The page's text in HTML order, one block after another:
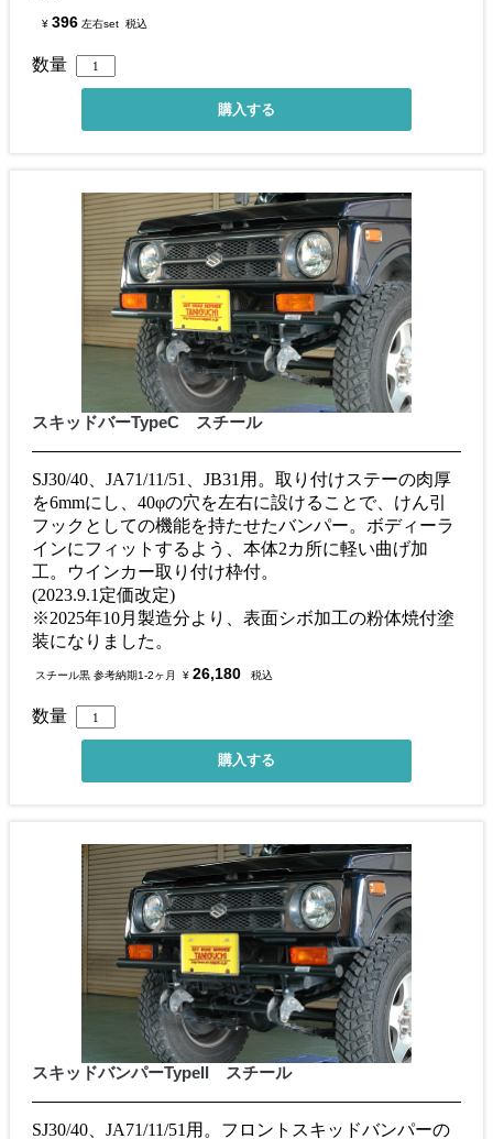
¥ 396 左右set 税込
数量
スキッドバーTypeC スチール
SJ30/40、JA71/11/51、JB31用。取り付けステーの肉厚
を6mmにし、40φの穴を左右に設けることで、けん引
フックとしての機能を持たせたバンパー。ボディーラ
インにフィットするよう、本体2カ所に軽い曲げ加
工。ウインカー取り付け枠付。
(2023.9.1定価改定)
※2025年10月製造分より、表面シボ加工の粉体焼付塗
装になりました。
スチール黒 参考納期1-2ヶ月 ¥ 26,180 税込
数量
スキッドバンパーTypeII スチール
SJ30/40、JA71/11/51用。フロントスキッドバンパーの